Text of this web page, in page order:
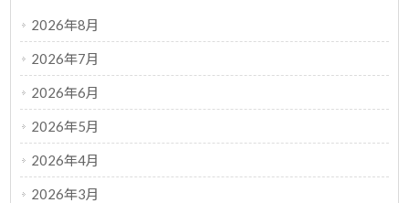
2026年8月
2026年7月
2026年6月
2026年5月
2026年4月
2026年3月